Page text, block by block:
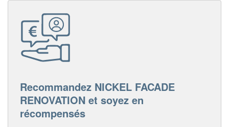
Recommandez NICKEL FACADE
RENOVATION et soyez en
récompensés